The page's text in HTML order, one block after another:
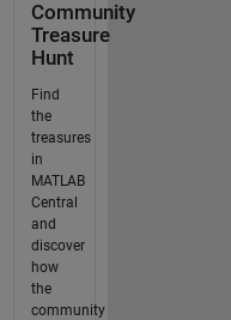
Community
Treasure
Hunt
Find
the
treasures
in
MATLAB
Central
and
discover
how
the
community